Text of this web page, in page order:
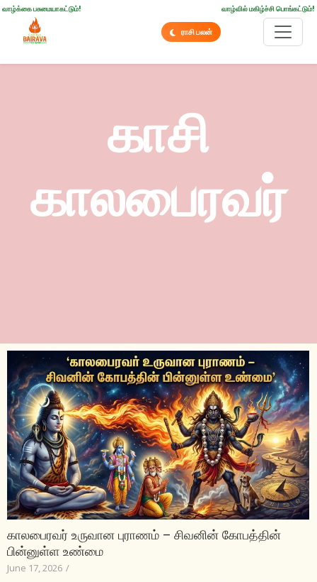
வாழ்க்கை பசுமையாகட்டும்! வாழ்வில் மகிழ்ச்சி பொங்கட்டும்!
ராசி பலன்
காசி
காலபைரவர்
காலபைரவர் உருவான புராணம் – சிவனின் கோபத்தின்
பின்னுள்ள உண்மை
June 17, 2026 /